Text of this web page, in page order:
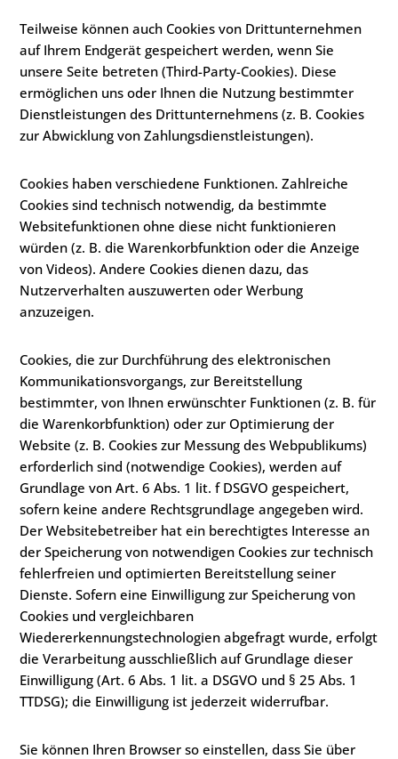
Teilweise können auch Cookies von Drittunternehmen
auf Ihrem Endgerät gespeichert werden, wenn Sie
unsere Seite betreten (Third-Party-Cookies). Diese
ermöglichen uns oder Ihnen die Nutzung bestimmter
Dienstleistungen des Drittunternehmens (z. B. Cookies
zur Abwicklung von Zahlungsdienstleistungen).
Cookies haben verschiedene Funktionen. Zahlreiche
Cookies sind technisch notwendig, da bestimmte
Websitefunktionen ohne diese nicht funktionieren
würden (z. B. die Warenkorbfunktion oder die Anzeige
von Videos). Andere Cookies dienen dazu, das
Nutzerverhalten auszuwerten oder Werbung
anzuzeigen.
Cookies, die zur Durchführung des elektronischen
Kommunikationsvorgangs, zur Bereitstellung
bestimmter, von Ihnen erwünschter Funktionen (z. B. für
die Warenkorbfunktion) oder zur Optimierung der
Website (z. B. Cookies zur Messung des Webpublikums)
erforderlich sind (notwendige Cookies), werden auf
Grundlage von Art. 6 Abs. 1 lit. f DSGVO gespeichert,
sofern keine andere Rechtsgrundlage angegeben wird.
Der Websitebetreiber hat ein berechtigtes Interesse an
der Speicherung von notwendigen Cookies zur technisch
fehlerfreien und optimierten Bereitstellung seiner
Dienste. Sofern eine Einwilligung zur Speicherung von
Cookies und vergleichbaren
Wiedererkennungstechnologien abgefragt wurde, erfolgt
die Verarbeitung ausschließlich auf Grundlage dieser
Einwilligung (Art. 6 Abs. 1 lit. a DSGVO und § 25 Abs. 1
TTDSG); die Einwilligung ist jederzeit widerrufbar.
Sie können Ihren Browser so einstellen, dass Sie über